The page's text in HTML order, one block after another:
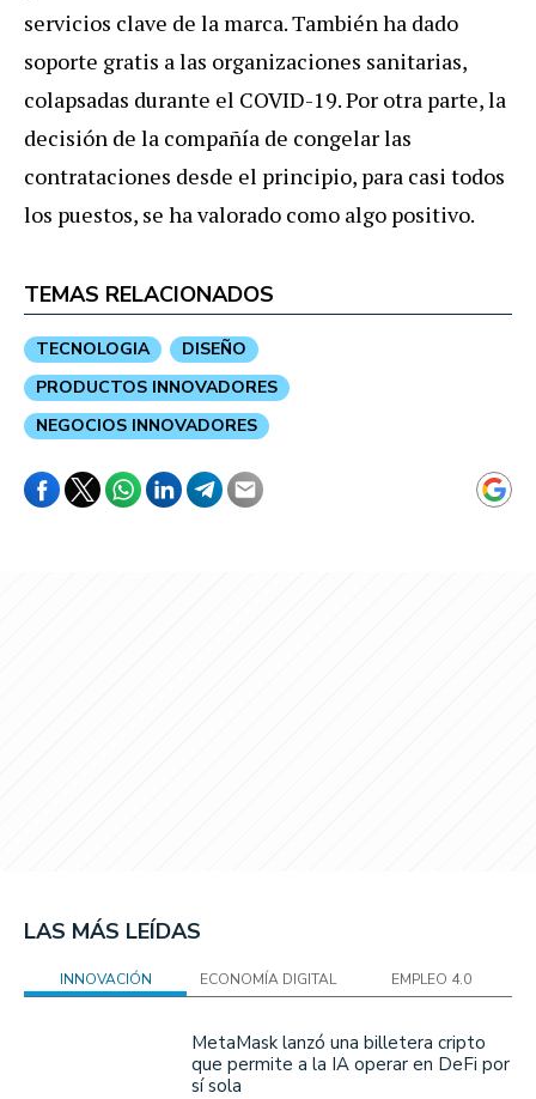
servicios clave de la marca. También ha dado
soporte gratis a las organizaciones sanitarias,
colapsadas durante el COVID-19. Por otra parte, la
decisión de la compañía de congelar las
contrataciones desde el principio, para casi todos
los puestos, se ha valorado como algo positivo.
TEMAS RELACIONADOS
TECNOLOGIA
DISEÑO
PRODUCTOS INNOVADORES
NEGOCIOS INNOVADORES
LAS MÁS LEÍDAS
INNOVACIÓN ECONOMÍA DIGITAL EMPLEO 4.0
MetaMask lanzó una billetera cripto
que permite a la IA operar en DeFi por
sí sola